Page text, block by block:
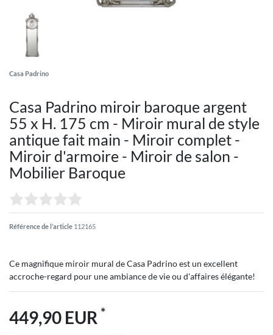
Casa Padrino
Casa Padrino miroir baroque argent
55 x H. 175 cm - Miroir mural de style
antique fait main - Miroir complet -
Miroir d'armoire - Miroir de salon -
Mobilier Baroque
Référence de l’article 112165
Ce magnifique miroir mural de Casa Padrino est un excellent
accroche-regard pour une ambiance de vie ou d'affaires élégante!
449,90 EUR *